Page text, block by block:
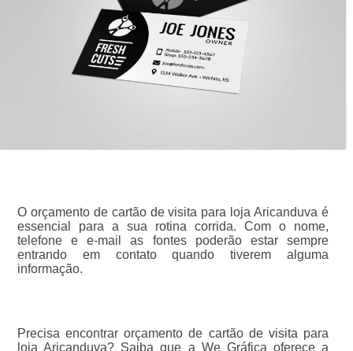
O orçamento de cartão de visita para loja Aricanduva é
essencial para a sua rotina corrida. Com o nome,
telefone e e-mail as fontes poderão estar sempre
entrando em contato quando tiverem alguma
informação.
Precisa encontrar orçamento de cartão de visita para
loja Aricanduva? Saiba que a We Gráfica oferece a